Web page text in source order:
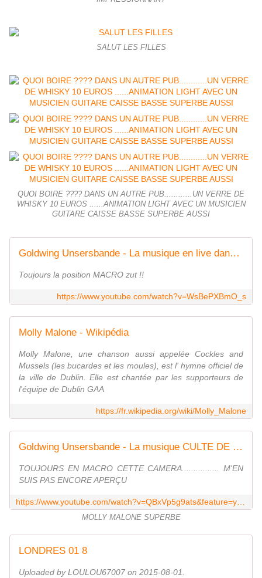
SALUT LES FILLES
QUOI BOIRE ???? DANS UN AUTRE PUB............UN VERRE DE
WHISKY 10 EUROS ......ANIMATION LIGHT AVEC UN MUSICIEN
GUITARE CAISSE BASSE SUPERBE AUSSI
Goldwing Unsersbande - La musique en live dans les Pubs Dublin
Toujours la position MACRO zut !!
https://www.youtube.com/watch?v=WsBePXBmO_s
Molly Malone - Wikipédia
Molly Malone, une chanson aussi appelée Cockles and
Mussels (les bucardes et les moules), est l' hymne officiel de
la ville de Dublin. Elle est chantée par les supporteurs de
l'équipe de Dublin GAA
https://fr.wikipedia.org/wiki/Molly_Malone
Goldwing Unsersbande - La musique CULTE DE DUBLIN en live
TOUJOURS EN MACRO CETTE CAMERA................ M'EN
SUIS PAS ENCORE APERÇU
MOLLY MALONE SUPERBE
LONDRES 01 8
Uploaded by LOULOU67007 on 2015-08-01.